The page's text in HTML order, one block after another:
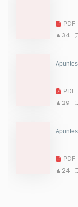
PDF
34
Apuntes
PDF
29
Apuntes
PDF
24